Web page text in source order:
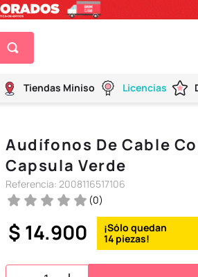
Tiendas Miniso Licencias
Audífonos De Cable
Capsula Verde
Referencia: 2008116517106
(0)
$ 14.900 14